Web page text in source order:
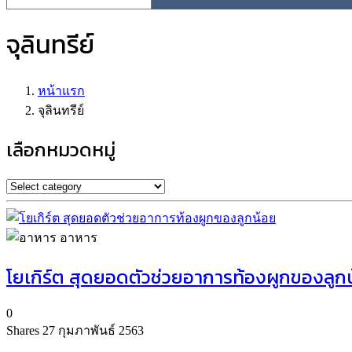
จุลินทรีย์
หน้าแรก
จุลินทรีย์
เลือกหมวดหมู่
อาหาร
โยเกิร์ต สุดยอดตัวช่วยอาการท้องผูกของลู
0
Shares 27 กุมภาพันธ์ 2563